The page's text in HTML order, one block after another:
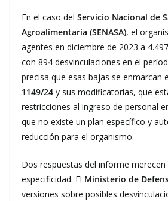
En el caso del Servicio Nacional de
Agroalimentaria (SENASA), el
agentes en diciembre de 2023 a
con 894 desvinculaciones en el
precisa que esas bajas se enmarcan
1149/24 y sus modificatorias, que
restricciones al ingreso de personal
que no existe un plan específico y
reducción para el organismo.
Dos respuestas del informe
especificidad. El Ministerio de
versiones sobre posibles